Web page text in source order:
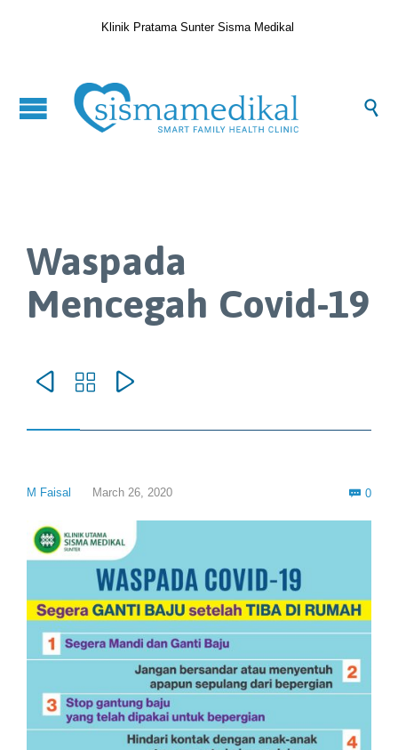
Klinik Pratama Sunter Sisma Medikal

Waspada
Mencegah Covid-19
  
M Faisal March 26, 2020  0